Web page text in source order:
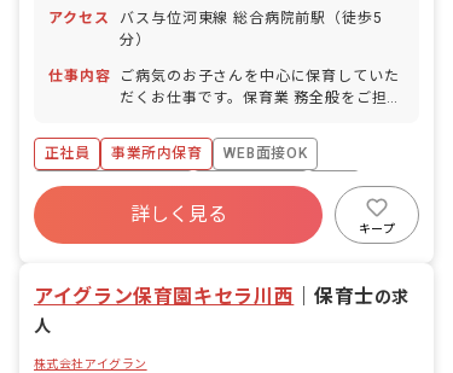
アクセス
バス与位河東線 総合病院前駅（徒歩5
分）
仕事内容
ご病気のお子さんを中心に保育していた
だくお仕事です。保育業 務全般をご担当
絵本を読 んだり、お食事のサポートやお
昼寝、お着替えなどをお任せしま す。ご
病気のお子さん中心なので外遊びなどの
機会はほぼなく、 なるべく安静にさせて
正社員 事業所内保育
WEB面接OK
ボーナス・賞与あり
社会保険完備
有給
福利厚生充実
退職金制度
昇給昇進あり
詳しく見る
キープ
アイグラン保育園キセラ川西 保育士の求
人
株式会社アイグラン